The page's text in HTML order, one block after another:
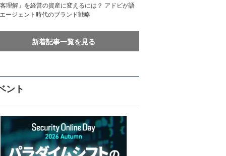
客理解」を経営の資産に変えるには？ アドビが語
ージェント時代のブランド戦略
新着記事一覧を見る
ント